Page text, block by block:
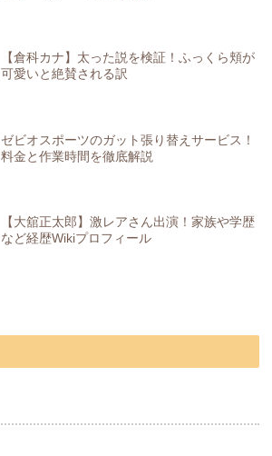
【倉科カナ】太った説を検証！ふっくら頬が
可愛いと絶賛される訳
ゼビオスポーツのガット張り替えサービス！
料金と作業時間を徹底解説
【大舘正太郎】激レアさん出演！家族や学歴
など経歴Wikiプロフィール